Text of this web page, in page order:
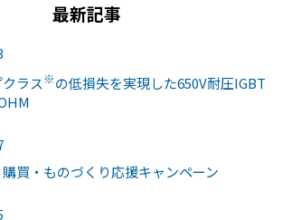
最新記事
ラス※の低損失を実現した650V耐圧IGBT
買・ものづくり応援キャンペーン